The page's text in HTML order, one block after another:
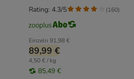
Einzeln 91,98 €
89,99 €
4,50 € / kg
85,49 €
Rating: 4.3/5 (160)